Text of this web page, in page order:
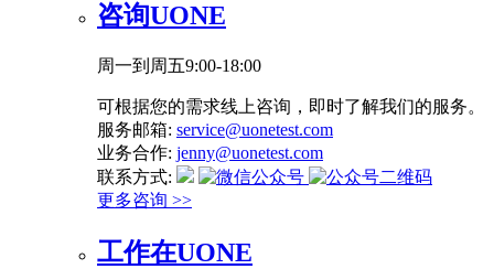
咨询UONE
周一到周五9:00-18:00
可根据您的需求线上咨询，即时了解我们的服务。
服务邮箱: service@uonetest.com
业务合作: jenny@uonetest.com
联系方式:
更多咨询 >>
工作在UONE